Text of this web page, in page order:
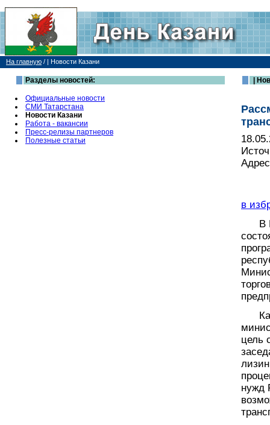
На главную / | Новости Казани
Разделы новостей:
Официальные новости
СМИ Татарстана
Новости Казани
Работа - вакансии
Пресс-релизы партнеров
Полезные статьи
|
в
В
Как
цель
нужд